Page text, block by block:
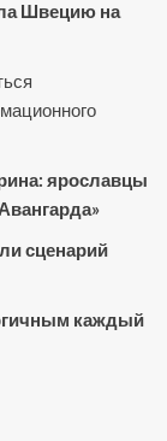
Швецию на
ярославцы
сценарий
каждый